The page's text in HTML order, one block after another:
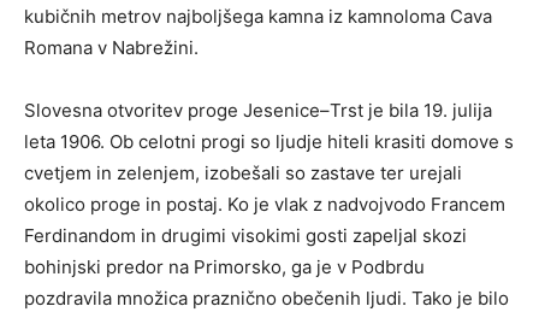
kubičnih metrov najboljšega kamna iz kamnoloma Cava
Romana v Nabrežini.
Slovesna otvoritev proge Jesenice–Trst je bila 19. julija
leta 1906. Ob celotni progi so ljudje hiteli krasiti domove s
cvetjem in zelenjem, izobešali so zastave ter urejali
okolico proge in postaj. Ko je vlak z nadvojvodo Francem
Ferdinandom in drugimi visokimi gosti zapeljal skozi
bohinjski predor na Primorsko, ga je v Podbrdu
pozdravila množica praznično obečenih ljudi. Tako je bilo